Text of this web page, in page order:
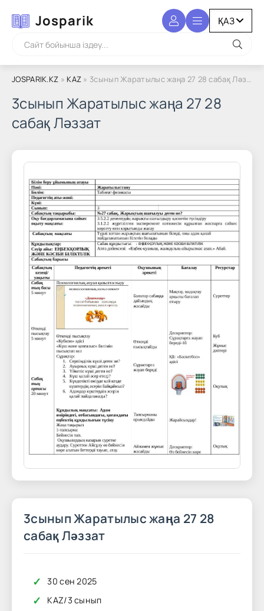
Josparik
JOSPARIK.KZ » KAZ » 3сынып Жаратылыс жаңа 27 28 сабақ Ләззат
3сынып Жаратылыс жаңа 27 28
сабақ Ләззат
3сынып Жаратылыс жаңа 27 28
сабақ Ләззат
✓ 30 сен 2025
✓ KAZ/3 сынып